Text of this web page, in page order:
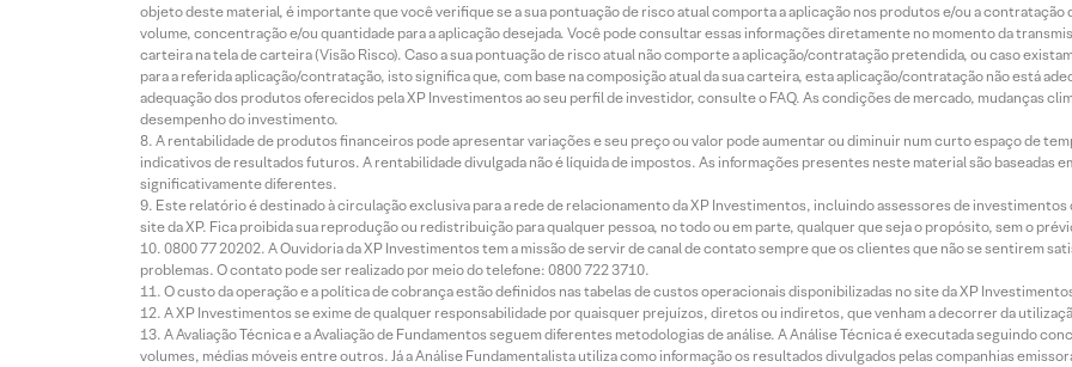
objeto deste material, é importante que você verifique se a sua pontuação de risco atual comporta a aplicação nos produtos e/ou a contratação
volume, concentração e/ou quantidade para a aplicação desejada. Você pode consultar essas informações diretamente no momento da
carteira na tela de carteira (Visão Risco). Caso a sua pontuação de risco atual não comporte a aplicação/contratação pretendida, ou caso
para a referida aplicação/contratação, isto significa que, com base na composição atual da sua carteira, esta aplicação/contratação não está
adequação dos produtos oferecidos pela XP Investimentos ao seu perfil de investidor, consulte o FAQ. As condições de mercado, mudanças
desempenho do investimento.
A rentabilidade de produtos financeiros pode apresentar variações e seu preço ou valor pode aumentar ou diminuir num curto espaço de
indicativos de resultados futuros. A rentabilidade divulgada não é líquida de impostos. As informações presentes neste material são baseadas
significativamente diferentes.
Este relatório é destinado à circulação exclusiva para a rede de relacionamento da XP Investimentos, incluindo assessores de investimentos
site da XP. Fica proibida sua reprodução ou redistribuição para qualquer pessoa, no todo ou em parte, qualquer que seja o propósito, sem o
0800 77 20202. A Ouvidoria da XP Investimentos tem a missão de servir de canal de contato sempre que os clientes que não se sentirem
problemas. O contato pode ser realizado por meio do telefone: 0800 722 3710.
O custo da operação e a política de cobrança estão definidos nas tabelas de custos operacionais disponibilizadas no site da XP
A XP Investimentos se exime de qualquer responsabilidade por quaisquer prejuízos, diretos ou indiretos, que venham a decorrer da
A Avaliação Técnica e a Avaliação de Fundamentos seguem diferentes metodologias de análise. A Análise Técnica é executada seguindo
volumes, médias móveis entre outros. Já a Análise Fundamentalista utiliza como informação os resultados divulgados pelas companhias